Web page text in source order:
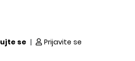
se | Prijavite se